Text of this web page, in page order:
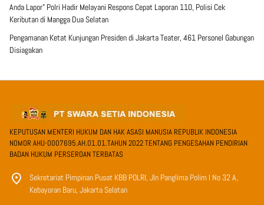
Anda Lapor” Polri Hadir Melayani Respons Cepat Laporan 110, Polisi Cek
Keributan di Mangga Dua Selatan
Pengamanan Ketat Kunjungan Presiden di Jakarta Teater, 461 Personel Gabungan
Disiagakan
KEPUTUSAN MENTERI HUKUM DAN HAK ASASI MANUSIA REPUBLIK INDONESIA
NOMOR AHU-0007695.AH.01.01.TAHUN 2022 TENTANG PENGESAHAN PENDIRIAN
BADAN HUKUM PERSEROAN TERBATAS
Sekretariat Pimpinan Pusat KBB POLRI, Jln Panglima Polim I No 32 A,
Kebayoran Baru, Jakarta Selatan